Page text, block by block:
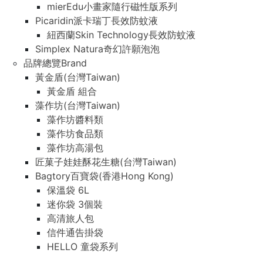
mierEdu小畫家隨行磁性版系列
Picaridin派卡瑞丁長效防蚊液
紐西蘭Skin Technology長效防蚊液
Simplex Natura奇幻許願泡泡
品牌總覽Brand
黃金盾(台灣Taiwan)
黃金盾 組合
藻作坊(台灣Taiwan)
藻作坊醬料類
藻作坊食品類
藻作坊高湯包
匠菓子娃娃酥花生糖(台灣Taiwan)
Bagtory百寶袋(香港Hong Kong)
保溫袋 6L
迷你袋 3個裝
高清旅人包
信件通告掛袋
HELLO 童袋系列